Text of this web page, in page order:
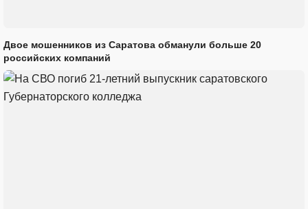
Двое мошенников из Саратова обманули больше 20
российских компаний